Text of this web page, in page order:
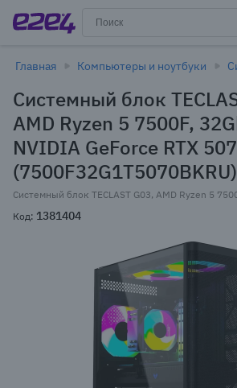
Главная Компьютеры и ноутбуки
Системный блок
AMD Ryzen 5 7500F,
NVIDIA GeForce RTX
(7500F32G1T5070BKRU)
Код: 1381404